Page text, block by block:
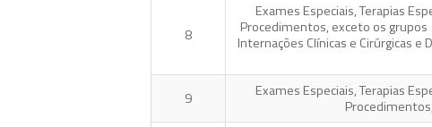
8
Exames Especiais, Terapias
Procedimentos, exceto os grupos
Internações Clínicas e Cirúrgicas
9
Exames Especiais, Terapias